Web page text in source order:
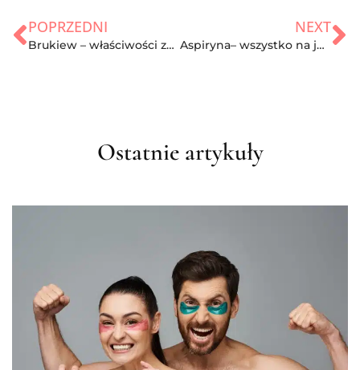
POPRZEDNI
Brukiew – właściwości zdrowotne i zastosowanie w kuchni
NEXT
Aspiryna– wszystko na jej temat! Czy chroni przed zawałem i kacem?
Ostatnie artykuły